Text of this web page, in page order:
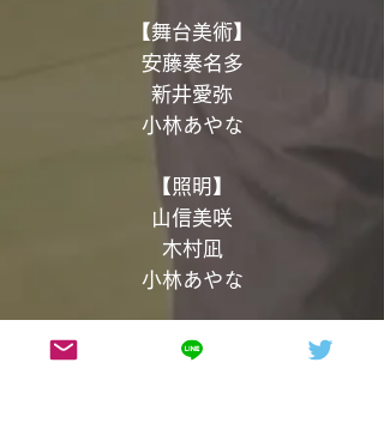
【舞台美術】
安藤奏名多
新井愛弥
小林あやな
【照明】
山信美咲
木村凪
小林あやな
【音響】